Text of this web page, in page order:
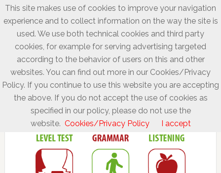
This site makes use of cookies to improve your navigation
experience and to collect information on the way the site is
used. We use both technical cookies and third party
cookies, for example for serving advertising targeted
according to the behavior of users on this and other
websites. You can find out more in our Cookies/Privacy
Policy. If you continue to use this website you are accepting
the above. If you do not accept the use of cookies as
specified in our policy, please do not use the
website. Cookies/Privacy Policy I accept